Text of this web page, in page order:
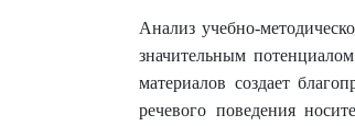
Анализ учебно-
значительным
материалов создает
речевого поведения